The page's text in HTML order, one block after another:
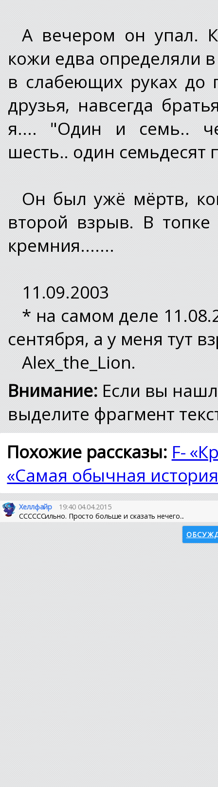
А вечером он упал.
кожи едва определяли
в слабеющих руках до
друзья, навсегда
я.... "Один и семь..
шесть.. один семьдесят
Он был ужё мёртв,
второй взрыв. В топке
кремния.......
11.09.2003
* на самом деле
сентября, а у меня тут
Alex_the_Lion.
Внимание: Если вы
выделите фрагмент
Похожие рассказы: F-
«Самая обычная
Хеллфайр
19:40 04.04.2015
ССССССильно. Просто больше и сказать нечего...